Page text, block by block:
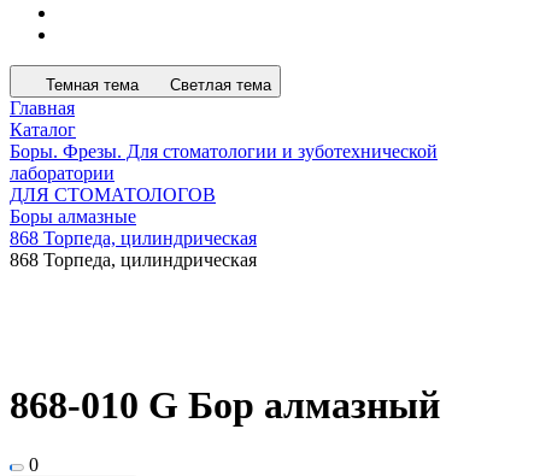
Темная тема Светлая тема
Главная
Каталог
Боры. Фрезы. Для стоматологии и зуботехнической
лаборатории
ДЛЯ СТОМАТОЛОГОВ
Боры алмазные
868 Торпеда, цилиндрическая
868 Торпеда, цилиндрическая
868-010 G Бор алмазный
0